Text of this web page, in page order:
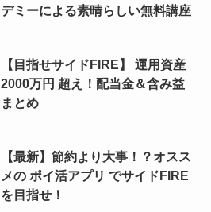
デミーによる素晴らしい無料講座
【目指せサイドFIRE】 運用資産
2000万円 超え！配当金＆含み益
まとめ
【最新】節約より大事！？オスス
メの ポイ活アプリ でサイドFIRE
を目指せ！